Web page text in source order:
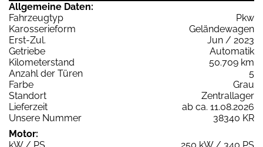
Allgemeine Daten:
Fahrzeugtyp
Pkw
Karosserieform
Geländewagen
Erst-Zul.
Jun / 2023
Getriebe
Automatik
Kilometerstand
50.709 km
Anzahl der Türen
5
Farbe
Grau
Standort
Zentrallager
Lieferzeit
ab ca. 11.08.2026
Unsere Nummer
38340 KR
Motor:
kW / PS
250 kW / 340 PS